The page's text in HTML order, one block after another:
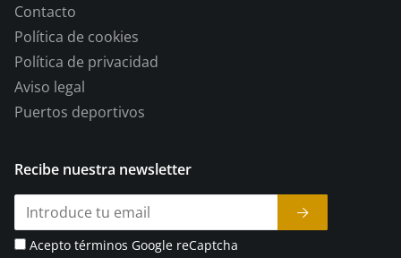
Contacto
Política de cookies
Política de privacidad
Aviso legal
Puertos deportivos
Recibe nuestra newsletter
Acepto términos Google reCaptcha